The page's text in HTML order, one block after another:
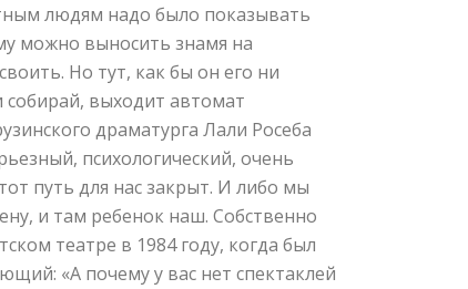
людям надо было показывать
можно выносить знамя на
Но тут, как бы он его ни
собирай, выходит автомат
драматурга Лали Росеба
психологический, очень
путь для нас закрыт. И либо мы
и там ребенок наш. Собственно
театре в 1984 году, когда был
«А почему у вас нет спектаклей